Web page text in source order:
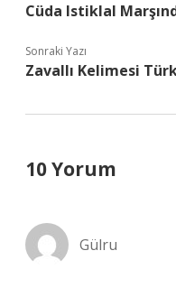
Cüda Istiklal
Sonraki Yazı
Zavallı Kelimesi
10 Yorum
Gülru